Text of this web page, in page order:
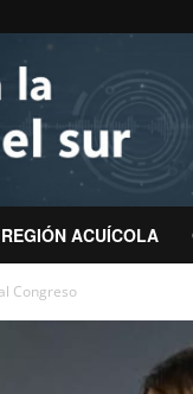
REGIÓN ACUÍCOLA
Congreso